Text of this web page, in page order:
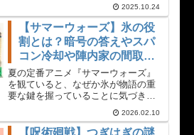
イク力とレシーブ力の高さなど、選
手としての実力に迫ります。卒業後
のVリーグでの活躍や大平 結婚後の
幸せな姿、誕生日や好物、声優情報
まで網羅し、ユーザーの知りたいハ
イキュー 弁慶の全てがわかる記事で
す。
2025.10.24
【サマーウォーズ】氷の役
割とは？暗号の答えやスパ
コン冷却や陣内家の間取り
を検証
夏の定番アニメ『サマーウォーズ』
を観ていると、なぜか氷が物語の重
要な鍵を握っていることに気づきま
すよね。作中で描かれるサマーウォ
ーズのスーパーコンピュータを冷や
すための大量の氷や、それを勝手に
2026.02.10
【呪術廻戦】つぎはぎの謎